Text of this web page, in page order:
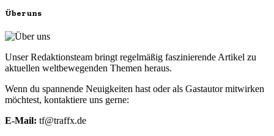
Über uns
Unser Redaktionsteam bringt regelmäßig faszinierende Artikel zu
aktuellen weltbewegenden Themen heraus.
Wenn du spannende Neuigkeiten hast oder als Gastautor mitwirken
möchtest, kontaktiere uns gerne:
E-Mail: tf@traffx.de